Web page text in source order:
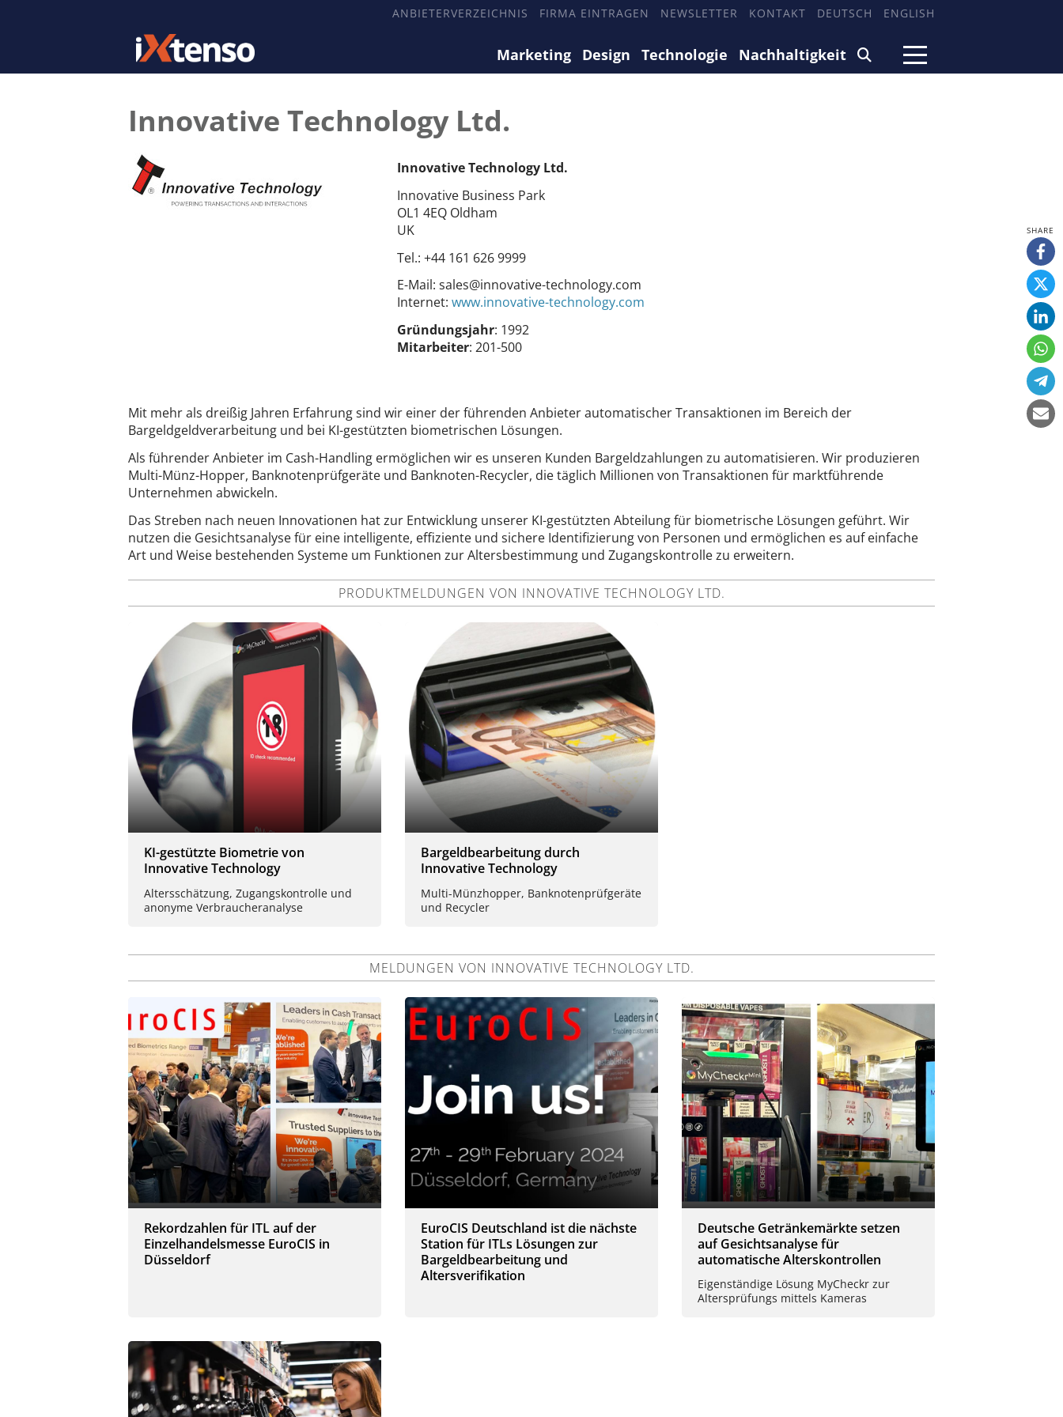
ANBIETERVERZEICHNIS FIRMA EINTRAGEN NEWSLETTER KONTAKT DEUTSCH ENGLISH
Marketing Design Technologie Nachhaltigkeit
Innovative Technology Ltd.
Innovative Technology Ltd.
Innovative Business Park
OL1 4EQ Oldham
UK
Tel.: +44 161 626 9999
E-Mail: sales@innovative-technology.com
Internet: www.innovative-technology.com
Gründungsjahr: 1992
Mitarbeiter: 201-500
Mit mehr als dreißig Jahren Erfahrung sind wir einer der führenden Anbieter automatischer Transaktionen im Bereich der
Bargeldgeldverarbeitung und bei KI-gestützten biometrischen Lösungen.
Als führender Anbieter im Cash-Handling ermöglichen wir es unseren Kunden Bargeldzahlungen zu automatisieren. Wir produzieren
Multi-Münz-Hopper, Banknotenprüfgeräte und Banknoten-Recycler, die täglich Millionen von Transaktionen für marktführende
Unternehmen abwickeln.
Das Streben nach neuen Innovationen hat zur Entwicklung unserer KI-gestützten Abteilung für biometrische Lösungen geführt. Wir
nutzen die Gesichtsanalyse für eine intelligente, effiziente und sichere Identifizierung von Personen und ermöglichen es auf einfache
Art und Weise bestehenden Systeme um Funktionen zur Altersbestimmung und Zugangskontrolle zu erweitern.
PRODUKTMELDUNGEN VON INNOVATIVE TECHNOLOGY LTD.
KI-gestützte Biometrie von
Innovative Technology
Altersschätzung, Zugangskontrolle und
anonyme Verbraucheranalyse
Bargeldbearbeitung durch
Innovative Technology
Multi-Münzhopper, Banknotenprüfgeräte
und Recycler
MELDUNGEN VON INNOVATIVE TECHNOLOGY LTD.
Rekordzahlen für ITL auf der
Einzelhandelsmesse EuroCIS in
Düsseldorf
EuroCIS Deutschland ist die nächste
Station für ITLs Lösungen zur
Bargeldbearbeitung und
Altersverifikation
Deutsche Getränkemärkte setzen
auf Gesichtsanalyse für
automatische Alterskontrollen
Eigenständige Lösung MyCheckr zur
Altersprüfungs mittels Kameras